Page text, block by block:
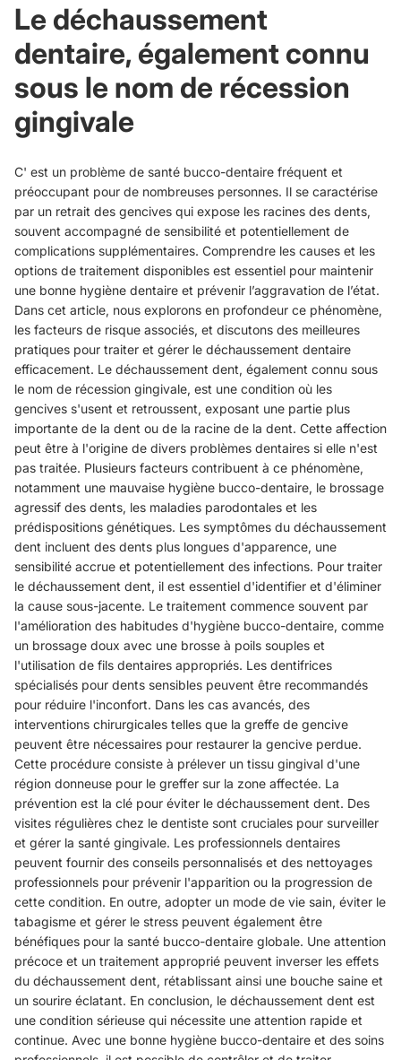
Le déchaussement
dentaire, également connu
sous le nom de récession
gingivale
C' est un problème de santé bucco-dentaire fréquent et
préoccupant pour de nombreuses personnes. Il se caractérise
par un retrait des gencives qui expose les racines des dents,
souvent accompagné de sensibilité et potentiellement de
complications supplémentaires. Comprendre les causes et les
options de traitement disponibles est essentiel pour maintenir
une bonne hygiène dentaire et prévenir l’aggravation de l’état.
Dans cet article, nous explorons en profondeur ce phénomène,
les facteurs de risque associés, et discutons des meilleures
pratiques pour traiter et gérer le déchaussement dentaire
efficacement. Le déchaussement dent, également connu sous
le nom de récession gingivale, est une condition où les
gencives s'usent et retroussent, exposant une partie plus
importante de la dent ou de la racine de la dent. Cette affection
peut être à l'origine de divers problèmes dentaires si elle n'est
pas traitée. Plusieurs facteurs contribuent à ce phénomène,
notamment une mauvaise hygiène bucco-dentaire, le brossage
agressif des dents, les maladies parodontales et les
prédispositions génétiques. Les symptômes du déchaussement
dent incluent des dents plus longues d'apparence, une
sensibilité accrue et potentiellement des infections. Pour traiter
le déchaussement dent, il est essentiel d'identifier et d'éliminer
la cause sous-jacente. Le traitement commence souvent par
l'amélioration des habitudes d'hygiène bucco-dentaire, comme
un brossage doux avec une brosse à poils souples et
l'utilisation de fils dentaires appropriés. Les dentifrices
spécialisés pour dents sensibles peuvent être recommandés
pour réduire l'inconfort. Dans les cas avancés, des
interventions chirurgicales telles que la greffe de gencive
peuvent être nécessaires pour restaurer la gencive perdue.
Cette procédure consiste à prélever un tissu gingival d'une
région donneuse pour le greffer sur la zone affectée. La
prévention est la clé pour éviter le déchaussement dent. Des
visites régulières chez le dentiste sont cruciales pour surveiller
et gérer la santé gingivale. Les professionnels dentaires
peuvent fournir des conseils personnalisés et des nettoyages
professionnels pour prévenir l'apparition ou la progression de
cette condition. En outre, adopter un mode de vie sain, éviter le
tabagisme et gérer le stress peuvent également être
bénéfiques pour la santé bucco-dentaire globale. Une attention
précoce et un traitement approprié peuvent inverser les effets
du déchaussement dent, rétablissant ainsi une bouche saine et
un sourire éclatant. En conclusion, le déchaussement dent est
une condition sérieuse qui nécessite une attention rapide et
continue. Avec une bonne hygiène bucco-dentaire et des soins